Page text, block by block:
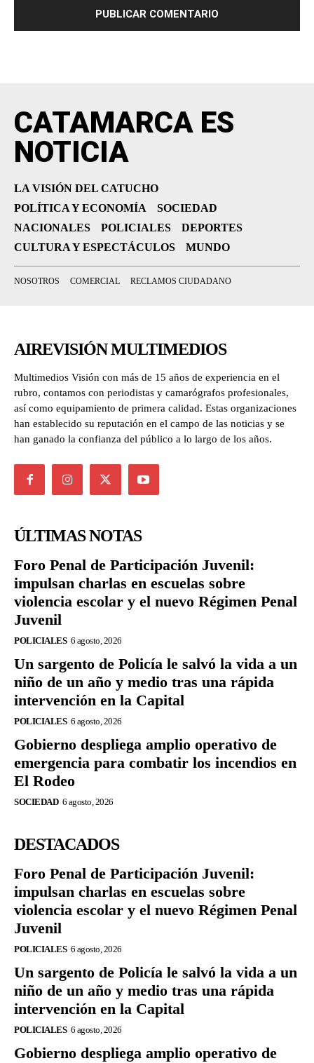
CATAMARCA ES
NOTICIA
LA VISIÓN DEL CATUCHO
POLÍTICA Y ECONOMÍA
SOCIEDAD
NACIONALES
POLICIALES
DEPORTES
CULTURA Y ESPECTÁCULOS
MUNDO
NOSOTROS COMERCIAL RECLAMOS CIUDADANO
AIREVISIÓN MULTIMEDIOS
Multimedios Visión con más de 15 años de experiencia en el
rubro, contamos con periodistas y camarógrafos profesionales,
así como equipamiento de primera calidad. Estas organizaciones
han establecido su reputación en el campo de las noticias y se
han ganado la confianza del público a lo largo de los años.
ÚLTIMAS NOTAS
Foro Penal de Participación Juvenil:
impulsan charlas en escuelas sobre
violencia escolar y el nuevo Régimen Penal
Juvenil
POLICIALES 6 agosto, 2026
Un sargento de Policía le salvó la vida a un
niño de un año y medio tras una rápida
intervención en la Capital
POLICIALES 6 agosto, 2026
Gobierno despliega amplio operativo de
emergencia para combatir los incendios en
El Rodeo
SOCIEDAD 6 agosto, 2026
DESTACADOS
Foro Penal de Participación Juvenil:
impulsan charlas en escuelas sobre
violencia escolar y el nuevo Régimen Penal
Juvenil
POLICIALES 6 agosto, 2026
Un sargento de Policía le salvó la vida a un
niño de un año y medio tras una rápida
intervención en la Capital
POLICIALES 6 agosto, 2026
Gobierno despliega amplio operativo de